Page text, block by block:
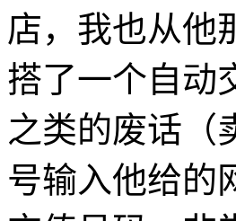
店，我也从他
搭了一个自动
之类的废话（
号输入他给的